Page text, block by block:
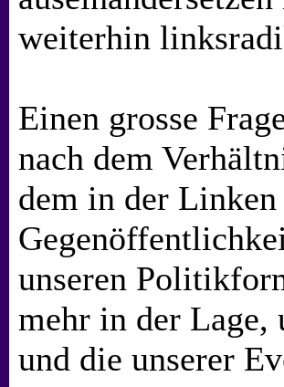
weiterhin
Einen grosse
nach dem
dem in der
unseren
mehr in der Lage,
und die unserer